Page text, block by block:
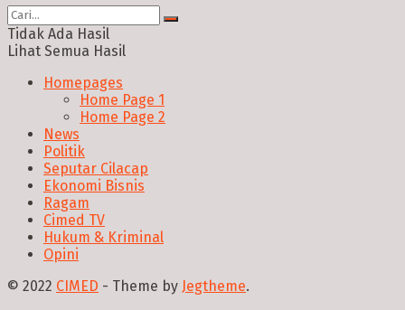
Tidak Ada Hasil
Lihat Semua Hasil
Homepages
Home Page 1
Home Page 2
News
Politik
Seputar Cilacap
Ekonomi Bisnis
Ragam
Cimed TV
Hukum & Kriminal
Opini
© 2022 CIMED - Theme by Jegtheme.